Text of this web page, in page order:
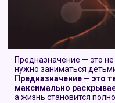
Предназначение — это
нужно заниматься
Предназначение — это
максимально
а жизнь становится